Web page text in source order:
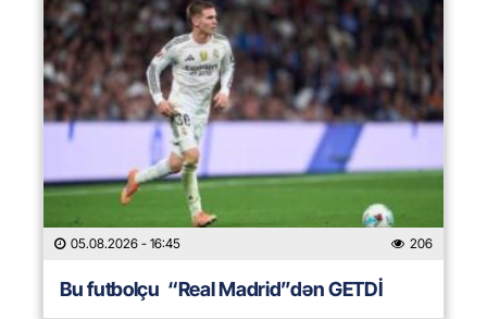
05.08.2026 - 16:45 206
Bu futbolçu “Real Madrid”dən GETDİ